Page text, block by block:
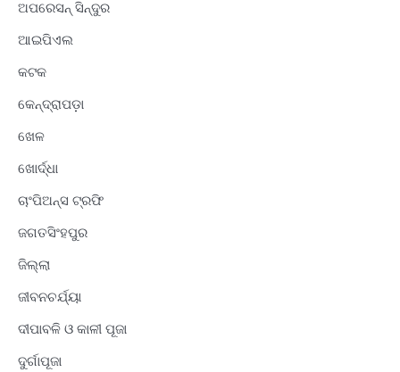
ଅପରେସନ୍ ସିନ୍ଦୁର
ଆଇପିଏଲ
କଟକ
କେନ୍ଦ୍ରାପଡ଼ା
ଖେଳ
ଖୋର୍ଦ୍ଧା
ଚାଂପିଅନ୍ସ ଟ୍ରଫି
ଜଗତସିଂହପୁର
ଜିଲ୍ଲା
ଜୀବନଚର୍ଯ୍ୟା
ଦୀପାବଳି ଓ କାଳୀ ପୂଜା
ଦୁର୍ଗାପୂଜା